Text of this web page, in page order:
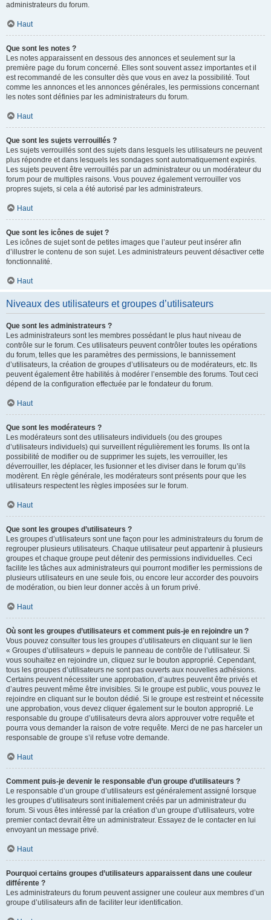
administrateurs du forum.
Haut
Que sont les notes ?
Les notes apparaissent en dessous des annonces et seulement sur la
première page du forum concerné. Elles sont souvent assez importantes et il
est recommandé de les consulter dès que vous en avez la possibilité. Tout
comme les annonces et les annonces générales, les permissions concernant
les notes sont définies par les administrateurs du forum.
Haut
Que sont les sujets verrouillés ?
Les sujets verrouillés sont des sujets dans lesquels les utilisateurs ne peuvent
plus répondre et dans lesquels les sondages sont automatiquement expirés.
Les sujets peuvent être verrouillés par un administrateur ou un modérateur du
forum pour de multiples raisons. Vous pouvez également verrouiller vos
propres sujets, si cela a été autorisé par les administrateurs.
Haut
Que sont les icônes de sujet ?
Les icônes de sujet sont de petites images que l’auteur peut insérer afin
d’illustrer le contenu de son sujet. Les administrateurs peuvent désactiver cette
fonctionnalité.
Haut
Niveaux des utilisateurs et groupes d’utilisateurs
Que sont les administrateurs ?
Les administrateurs sont les membres possédant le plus haut niveau de
contrôle sur le forum. Ces utilisateurs peuvent contrôler toutes les opérations
du forum, telles que les paramètres des permissions, le bannissement
d’utilisateurs, la création de groupes d’utilisateurs ou de modérateurs, etc. Ils
peuvent également être habilités à modérer l’ensemble des forums. Tout ceci
dépend de la configuration effectuée par le fondateur du forum.
Haut
Que sont les modérateurs ?
Les modérateurs sont des utilisateurs individuels (ou des groupes
d’utilisateurs individuels) qui surveillent régulièrement les forums. Ils ont la
possibilité de modifier ou de supprimer les sujets, les verrouiller, les
déverrouiller, les déplacer, les fusionner et les diviser dans le forum qu’ils
modèrent. En règle générale, les modérateurs sont présents pour que les
utilisateurs respectent les règles imposées sur le forum.
Haut
Que sont les groupes d’utilisateurs ?
Les groupes d’utilisateurs sont une façon pour les administrateurs du forum de
regrouper plusieurs utilisateurs. Chaque utilisateur peut appartenir à plusieurs
groupes et chaque groupe peut détenir des permissions individuelles. Ceci
facilite les tâches aux administrateurs qui pourront modifier les permissions de
plusieurs utilisateurs en une seule fois, ou encore leur accorder des pouvoirs
de modération, ou bien leur donner accès à un forum privé.
Haut
Où sont les groupes d’utilisateurs et comment puis-je en rejoindre un ?
Vous pouvez consulter tous les groupes d’utilisateurs en cliquant sur le lien
« Groupes d’utilisateurs » depuis le panneau de contrôle de l’utilisateur. Si
vous souhaitez en rejoindre un, cliquez sur le bouton approprié. Cependant,
tous les groupes d’utilisateurs ne sont pas ouverts aux nouvelles adhésions.
Certains peuvent nécessiter une approbation, d’autres peuvent être privés et
d’autres peuvent même être invisibles. Si le groupe est public, vous pouvez le
rejoindre en cliquant sur le bouton dédié. Si le groupe est restreint et nécessite
une approbation, vous devez cliquer également sur le bouton approprié. Le
responsable du groupe d’utilisateurs devra alors approuver votre requête et
pourra vous demander la raison de votre requête. Merci de ne pas harceler un
responsable de groupe s’il refuse votre demande.
Haut
Comment puis-je devenir le responsable d’un groupe d’utilisateurs ?
Le responsable d’un groupe d’utilisateurs est généralement assigné lorsque
les groupes d’utilisateurs sont initialement créés par un administrateur du
forum. Si vous êtes intéressé par la création d’un groupe d’utilisateurs, votre
premier contact devrait être un administrateur. Essayez de le contacter en lui
envoyant un message privé.
Haut
Pourquoi certains groupes d’utilisateurs apparaissent dans une couleur
différente ?
Les administrateurs du forum peuvent assigner une couleur aux membres d’un
groupe d’utilisateurs afin de faciliter leur identification.